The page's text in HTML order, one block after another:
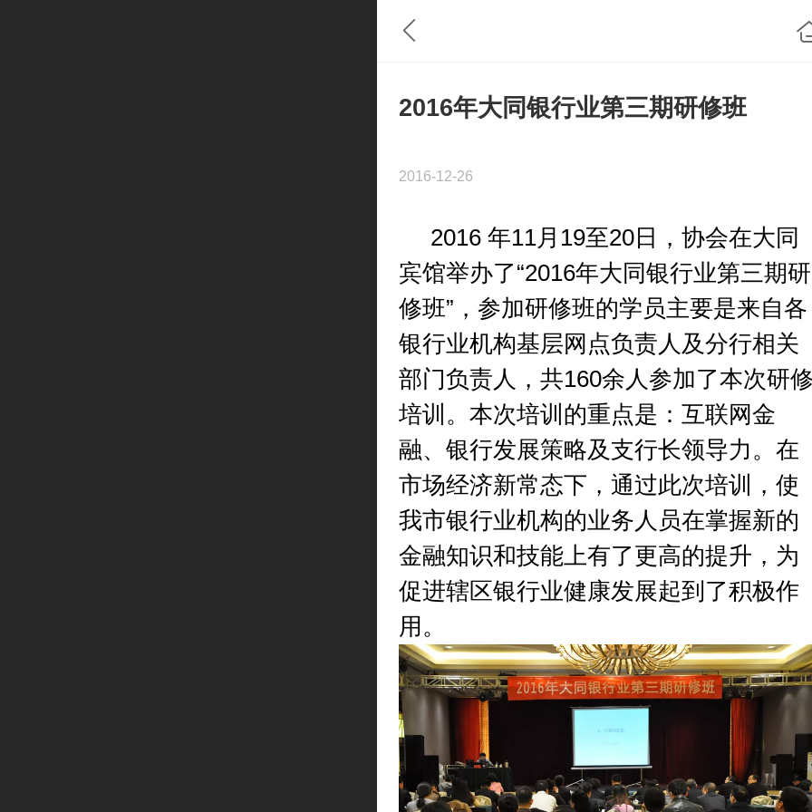
2016年大同银行业第三期研修班
2016-12-26
2016 年11月19至20 日，协会在大同
宾馆举办了“2016年大同银行业第三期研
修班”，参加研修班的学员主要是来自各
银行业机构基层网点负责 人及分行相关
部门负责人，共160余人参加了本次研
培训。本次培训的重点是：互联网金
融、银行发展策略及支行长领导力。在
市场经济新常态下，通过此次培训，使
我市银行业机构的业务人员在掌握新的
金融知识和技能上有了更高的提升，为
促进辖区银行业健康发展起到了积极作
用。